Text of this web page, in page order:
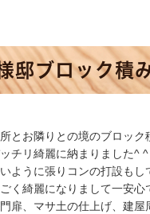
邸ブロック積
とお隣りとの境のブロック
チリ綺麗に納まりました^ ^
ように張りコンの打設もし
く綺麗になりまして一安心
扉、マサ土の仕上げ、建